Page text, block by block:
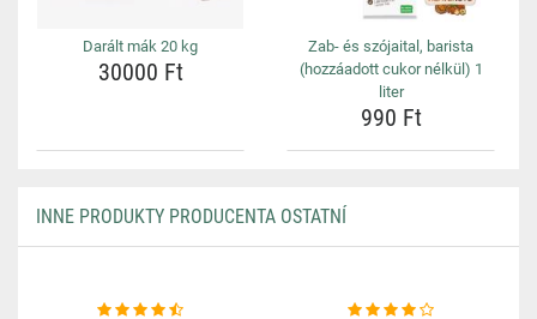
Darált mák 20 kg
30000 Ft
Zab- és szójaital, barista
(hozzáadott cukor nélkül) 1
liter
990 Ft
INNE PRODUKTY PRODUCENTA OSTATNÍ